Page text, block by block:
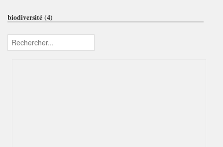
biodiversité (4)